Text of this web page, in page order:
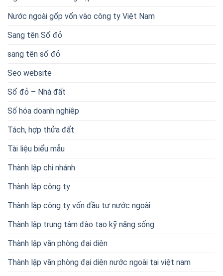
Nước ngoài gốp vốn vào công ty Việt Nam
Sang tên Sổ đỏ
sang tên sổ đỏ
Seo website
Sổ đỏ – Nhà đất
Số hóa doanh nghiêp
Tách, hợp thửa đất
Tài liệu biểu mẫu
Thành lập chi nhánh
Thành lập công ty
Thành lập công ty vốn đầu tư nước ngoài
Thành lập trung tâm đào tạo kỹ năng sống
Thành lập văn phòng đại diện
Thành lập văn phòng đại diện nước ngoài tại việt nam